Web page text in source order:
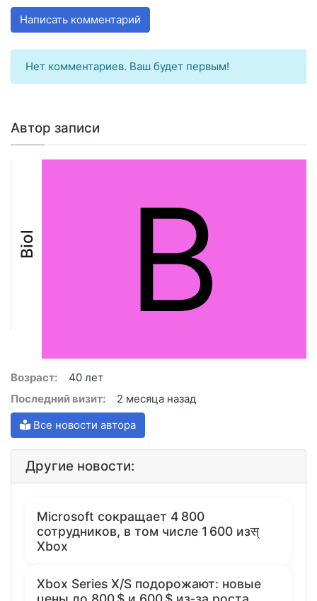
Написать комментарий
Нет комментариев. Ваш будет первым!
Автор записи
Biol B
Возраст:
40 лет
Последний визит:
2 месяца назад
Все новости автора
Другие новости:
Microsoft сокращает 4 800
сотрудников, в том числе 1 600 изस्
Xbox
Xbox Series X/S подорожают: новые